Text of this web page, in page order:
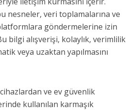
nesneler, veri toplamalarına ve
göndermelerine izin
bilgi alışverişi, kolaylık, verimlilik
veya uzaktan yapılmasını
ve ev güvenlik
kullanılan karmaşık